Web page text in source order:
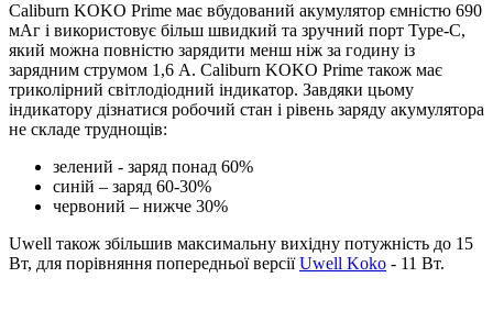
Caliburn KOKO Prime має вбудований акумулятор ємністю 690
мАг і використовує більш швидкий та зручний порт Type-C,
який можна повністю зарядити менш ніж за годину із
зарядним струмом 1,6 А. Caliburn KOKO Prime також має
триколірний світлодіодний індикатор. Завдяки цьому
індикатору дізнатися робочий стан і рівень заряду акумулятора
не складе труднощів:
зелений - заряд понад 60%
синій – заряд 60-30%
червоний – нижче 30%
Uwell також збільшив максимальну вихідну потужність до 15
Вт, для порівняння попередньої версіїUwell Koko - 11 Вт.